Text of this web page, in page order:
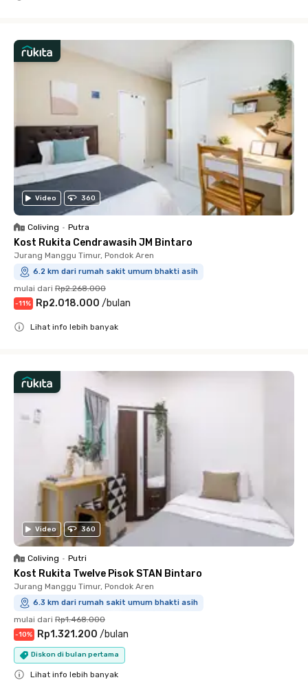
Video 360
Coliving • Putra
Kost Rukita Cendrawasih JM Bintaro
Jurang Manggu Timur, Pondok Aren
6.2 km dari rumah sakit umum bhakti asih
mulai dari Rp2.268.000
-11% Rp2.018.000 /bulan
Lihat info lebih banyak
Video 360
Coliving • Putri
Kost Rukita Twelve Pisok STAN Bintaro
Jurang Manggu Timur, Pondok Aren
6.3 km dari rumah sakit umum bhakti asih
mulai dari Rp1.468.000
-10% Rp1.321.200 /bulan
Diskon di bulan pertama
Lihat info lebih banyak